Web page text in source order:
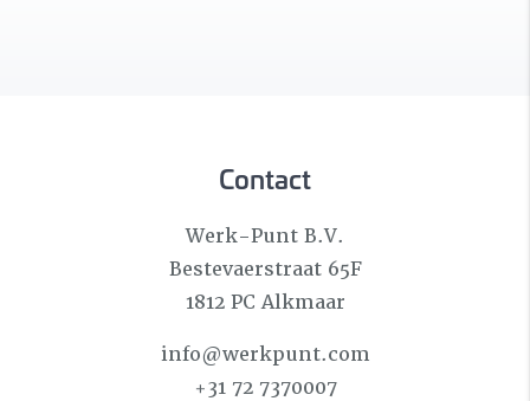
Contact
Werk-Punt B.V.
Bestevaerstraat 65F
1812 PC Alkmaar
info@werkpunt.com
+31 72 7370007